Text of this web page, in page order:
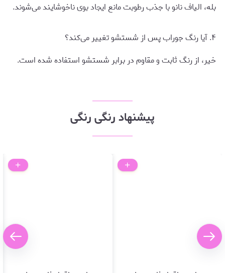
بله، الیاف نانو با جذب رطوبت مانع ایجاد بوی ناخوشایند می‌شوند.
۴. آیا رنگ جوراب پس از شستشو تغییر می‌کند؟
خیر، از رنگ ثابت و مقاوم در برابر شستشو استفاده شده است.
پیشنهاد رنگی رنگی